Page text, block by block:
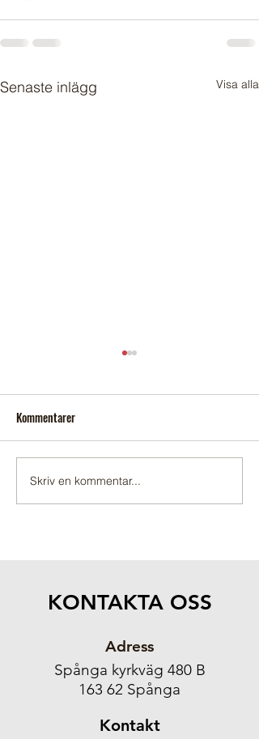
Senaste inlägg Visa alla
Sopsortering
Kommentarer
Skriv en kommentar...
KONTAKTA OSS
Adress
Spånga kyrkväg 480 B
163 62 Spånga
Kontakt